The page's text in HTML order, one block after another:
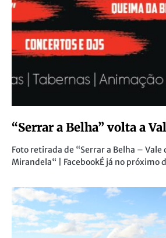
“Serrar a Belha” volta a
Foto retirada de “Serrar a Belha – Vale
Mirandela“ | FacebookÉ já no próximo